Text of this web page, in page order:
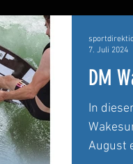
DM
In
August
7. Juli 2024